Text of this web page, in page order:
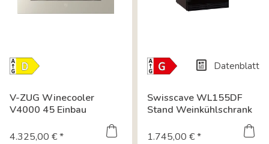
Energielabel-
Datenblatt
V-ZUG Winecooler
V4000 45 Einbau
4.325,00 € *
Energielabel- Datenblatt
Swisscave WL155DF
Stand Weinkühlschrank
1.745,00 € *